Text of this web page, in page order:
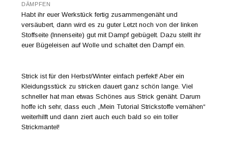
DÄMPFEN
Habt ihr euer Werkstück fertig zusammengenäht und
versäubert, dann wird es zu guter Letzt noch von der linken
Stoffseite (Innenseite) gut mit Dampf gebügelt. Dazu stellt ihr
euer Bügeleisen auf Wolle und schaltet den Dampf ein.
Strick ist für den Herbst/Winter einfach perfekt! Aber ein
Kleidungsstück zu stricken dauert ganz schön lange. Viel
schneller hat man etwas Schönes aus Strick genäht. Darum
hoffe ich sehr, dass euch „Mein Tutorial Strickstoffe vernähen“
weiterhilft und dann ziert auch euch bald so ein toller
Strickmantel!